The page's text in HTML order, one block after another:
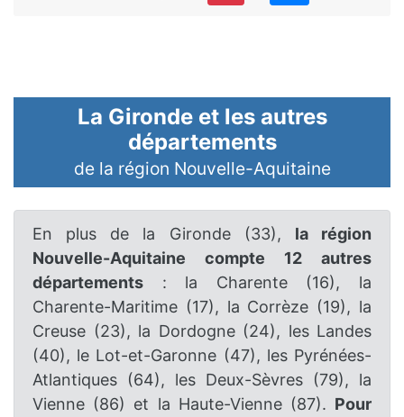
La Gironde et les autres
départements
de la région Nouvelle-Aquitaine
En plus de la Gironde (33), la région
Nouvelle-Aquitaine compte 12 autres
départements : la Charente (16), la
Charente-Maritime (17), la Corrèze (19), la
Creuse (23), la Dordogne (24), les Landes
(40), le Lot-et-Garonne (47), les Pyrénées-
Atlantiques (64), les Deux-Sèvres (79), la
Vienne (86) et la Haute-Vienne (87). Pour